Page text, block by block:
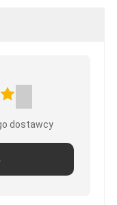
dostawcy